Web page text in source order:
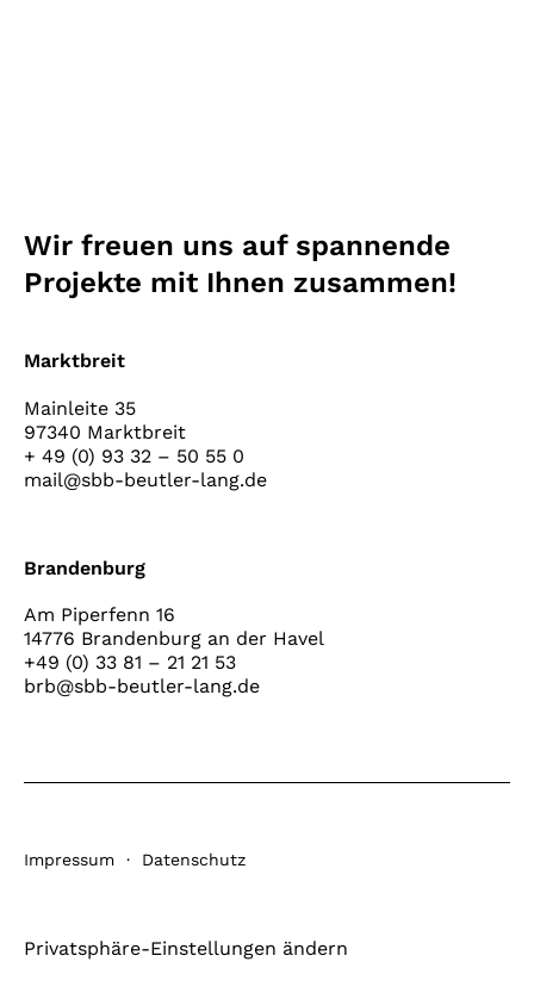
Wir freuen uns auf spannende
Projekte mit Ihnen zusammen!
Marktbreit
Mainleite 35
97340 Marktbreit
+ 49 (0) 93 32 – 50 55 0
mail@sbb-beutler-lang.de
Brandenburg
Am Piperfenn 16
14776 Brandenburg an der Havel
+49 (0) 33 81 – 21 21 53
brb@sbb-beutler-lang.de
Privatsphäre-Einstellungen ändern
Impressum · Datenschutz